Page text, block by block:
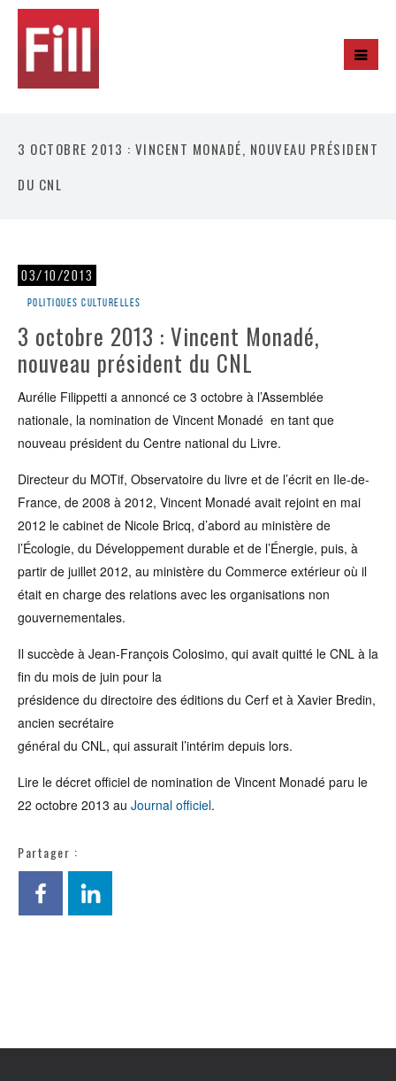
3 OCTOBRE 2013 : VINCENT MONADÉ, NOUVEAU PRÉSIDENT
DU CNL
03/10/2013
Politiques culturelles
3 octobre 2013 : Vincent Monadé,
nouveau président du CNL
Aurélie Filippetti a annoncé ce 3 octobre à l’Assemblée
nationale, la nomination de Vincent Monadé en tant que
nouveau président du Centre national du Livre.
Directeur du MOTif, Observatoire du livre et de l’écrit en Ile-de-
France, de 2008 à 2012, Vincent Monadé avait rejoint en mai
2012 le cabinet de Nicole Bricq, d’abord au ministère de
l’Écologie, du Développement durable et de l’Énergie, puis, à
partir de juillet 2012, au ministère du Commerce extérieur où il
était en charge des relations avec les organisations non
gouvernementales.
Il succède à Jean-François Colosimo, qui avait quitté le CNL à la
fin du mois de juin pour la
présidence du directoire des éditions du Cerf et à Xavier Bredin,
ancien secrétaire
général du CNL, qui assurait l’intérim depuis lors.
Lire le décret officiel de nomination de Vincent Monadé paru le
22 octobre 2013 au Journal officiel.
Partager :